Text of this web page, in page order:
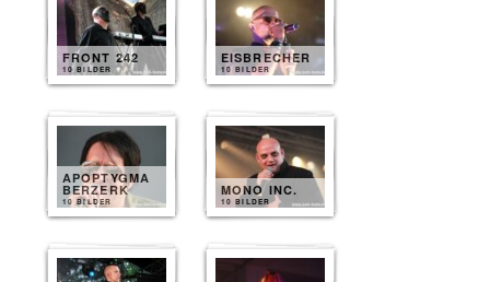
FRONT 242
10 BILDER
EISBRECHER
10 BILDER
APOPTYGMA
BERZERK
10 BILDER
MONO INC.
10 BILDER